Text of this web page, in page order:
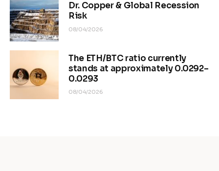
Dr. Copper & Global Recession
Risk
08/04/2026
The ETH/BTC ratio currently
stands at approximately 0.0292–
0.0293
08/04/2026